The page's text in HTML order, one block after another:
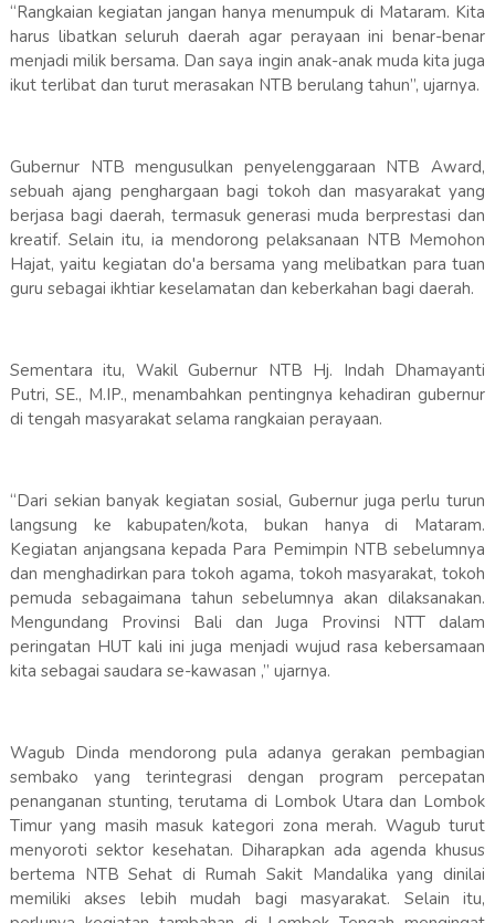
“Rangkaian kegiatan jangan hanya menumpuk di Mataram. Kita
harus libatkan seluruh daerah agar perayaan ini benar-benar
menjadi milik bersama. Dan saya ingin anak-anak muda kita juga
ikut terlibat dan turut merasakan NTB berulang tahun”, ujarnya.
Gubernur NTB mengusulkan penyelenggaraan NTB Award,
sebuah ajang penghargaan bagi tokoh dan masyarakat yang
berjasa bagi daerah, termasuk generasi muda berprestasi dan
kreatif. Selain itu, ia mendorong pelaksanaan NTB Memohon
Hajat, yaitu kegiatan do'a bersama yang melibatkan para tuan
guru sebagai ikhtiar keselamatan dan keberkahan bagi daerah.
Sementara itu, Wakil Gubernur NTB Hj. Indah Dhamayanti
Putri, SE., M.IP., menambahkan pentingnya kehadiran gubernur
di tengah masyarakat selama rangkaian perayaan.
“Dari sekian banyak kegiatan sosial, Gubernur juga perlu turun
langsung ke kabupaten/kota, bukan hanya di Mataram.
Kegiatan anjangsana kepada Para Pemimpin NTB sebelumnya
dan menghadirkan para tokoh agama, tokoh masyarakat, tokoh
pemuda sebagaimana tahun sebelumnya akan dilaksanakan.
Mengundang Provinsi Bali dan Juga Provinsi NTT dalam
peringatan HUT kali ini juga menjadi wujud rasa kebersamaan
kita sebagai saudara se-kawasan ,” ujarnya.
Wagub Dinda mendorong pula adanya gerakan pembagian
sembako yang terintegrasi dengan program percepatan
penanganan stunting, terutama di Lombok Utara dan Lombok
Timur yang masih masuk kategori zona merah. Wagub turut
menyoroti sektor kesehatan. Diharapkan ada agenda khusus
bertema NTB Sehat di Rumah Sakit Mandalika yang dinilai
memiliki akses lebih mudah bagi masyarakat. Selain itu,